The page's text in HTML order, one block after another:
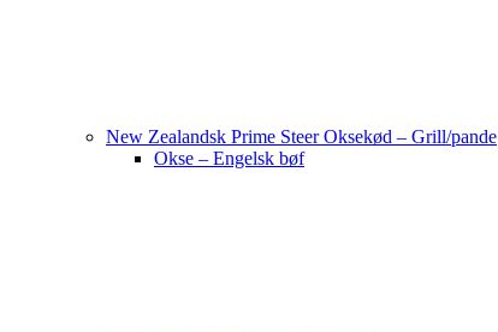
New Zealandsk Prime Steer Oksekød – Grill/pande
Okse – Engelsk bøf